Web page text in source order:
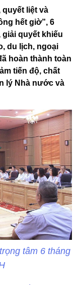
quyết liệt và
hết giờ”, 6
giải quyết khiếu
du lịch, ngoại
hoàn thành toàn
tiến độ, chất
lý Nhà nước và
tâm 6 tháng